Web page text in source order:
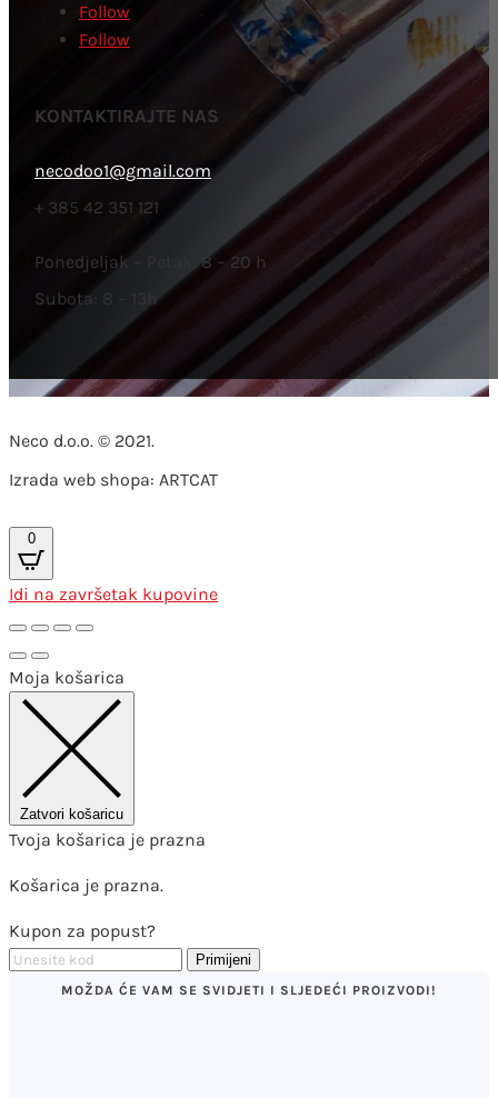
Follow
Follow
KONTAKTIRAJTE NAS
necodoo1@gmail.com
+ 385 42 351 121
Ponedjeljak – Petak: 8 – 20 h
Subota: 8 – 13h
Neco d.o.o. © 2021.
Izrada web shopa: ARTCAT
0
Idi na završetak kupovine
Moja košarica
Zatvori košaricu
Tvoja košarica je prazna
Košarica je prazna.
Kupon za popust?
Primijeni
MOŽDA ĆE VAM SE SVIDJETI I SLJEDEĆI PROIZVODI!